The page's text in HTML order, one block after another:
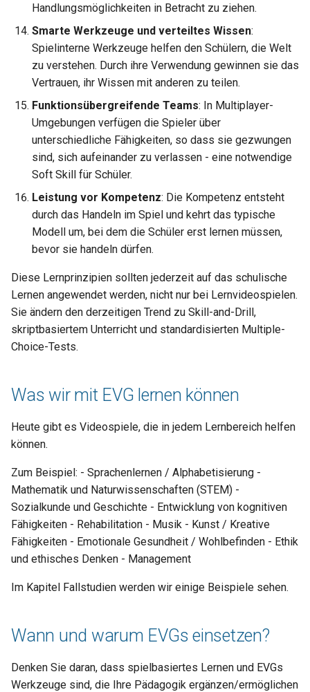
Handlungsmöglichkeiten in Betracht zu ziehen.
Smarte Werkzeuge und verteiltes Wissen:
Spielinterne Werkzeuge helfen den Schülern, die Welt
zu verstehen. Durch ihre Verwendung gewinnen sie das
Vertrauen, ihr Wissen mit anderen zu teilen.
Funktionsübergreifende Teams: In Multiplayer-
Umgebungen verfügen die Spieler über
unterschiedliche Fähigkeiten, so dass sie gezwungen
sind, sich aufeinander zu verlassen - eine notwendige
Soft Skill für Schüler.
Leistung vor Kompetenz: Die Kompetenz entsteht
durch das Handeln im Spiel und kehrt das typische
Modell um, bei dem die Schüler erst lernen müssen,
bevor sie handeln dürfen.
Diese Lernprinzipien sollten jederzeit auf das schulische
Lernen angewendet werden, nicht nur bei Lernvideospielen.
Sie ändern den derzeitigen Trend zu Skill-and-Drill,
skriptbasiertem Unterricht und standardisierten Multiple-
Choice-Tests.
Was wir mit EVG lernen können
Heute gibt es Videospiele, die in jedem Lernbereich helfen
können.
Zum Beispiel: - Sprachenlernen / Alphabetisierung -
Mathematik und Naturwissenschaften (STEM) -
Sozialkunde und Geschichte - Entwicklung von kognitiven
Fähigkeiten - Rehabilitation - Musik - Kunst / Kreative
Fähigkeiten - Emotionale Gesundheit / Wohlbefinden - Ethik
und ethisches Denken - Management
Im Kapitel Fallstudien werden wir einige Beispiele sehen.
Wann und warum EVGs einsetzen?
Denken Sie daran, dass spielbasiertes Lernen und EVGs
Werkzeuge sind, die Ihre Pädagogik ergänzen/ermöglichen